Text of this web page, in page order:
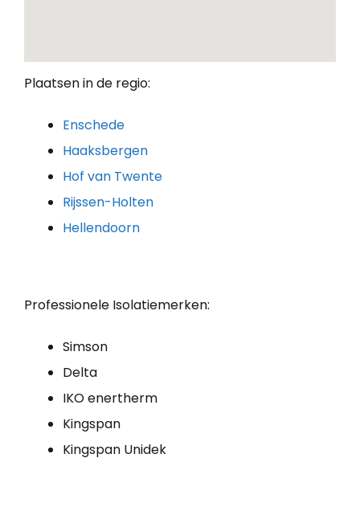
Plaatsen in de regio:
Enschede
Haaksbergen
Hof van Twente
Rijssen-Holten
Hellendoorn
Professionele Isolatiemerken:
Simson
Delta
IKO enertherm
Kingspan
Kingspan Unidek